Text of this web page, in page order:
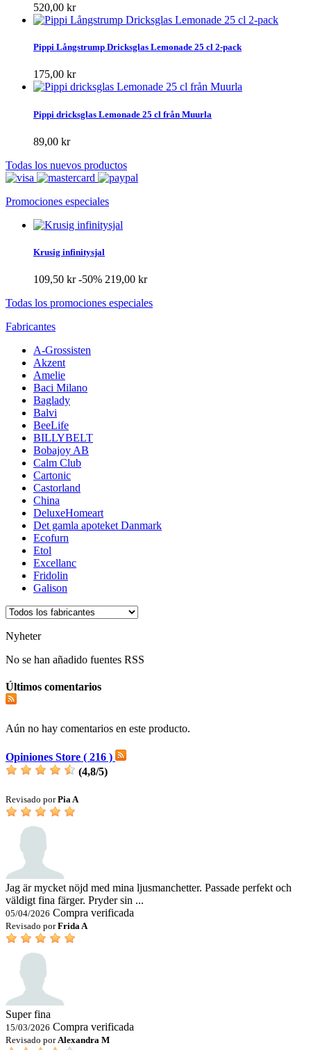
520,00 kr
Pippi Långstrump Dricksglas Lemonade 25 cl 2-pack
175,00 kr
Pippi dricksglas Lemonade 25 cl från Muurla
89,00 kr
Todas los nuevos productos
Promociones especiales
Krusig infinitysjal
109,50 kr-50% 219,00 kr
Todas los promociones especiales
Fabricantes
A-Grossisten
Akzent
Amelie
Baci Milano
Baglady
Balvi
BeeLife
BILLYBELT
Bobajoy AB
Calm Club
Cartonic
Castorland
China
DeluxeHomeart
Det gamla apoteket Danmark
Ecofurn
Etol
Excellanc
Fridolin
Galison
Nyheter
No se han añadido fuentes RSS
Últimos comentarios
Aún no hay comentarios en este producto.
Opiniones Store ( 216 )
(4,8/5)
Revisado porPia A
Jag är mycket nöjd med mina ljusmanchetter. Passade perfekt och
väldigt fina färger. Pryder sin ...
05/04/2026 Compra verificada
Revisado porFrida A
Super fina
15/03/2026 Compra verificada
Revisado porAlexandra M